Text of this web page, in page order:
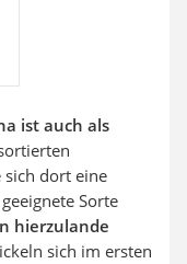
ist auch als
sich dort eine
Sorte
hierzulande
sich im ersten